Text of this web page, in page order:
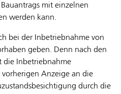
mit einzelnen
werden kann.
bei der Inbetriebnahme von
geben. Denn nach den
die Inbetriebnahme
Anzeige an die
durch die